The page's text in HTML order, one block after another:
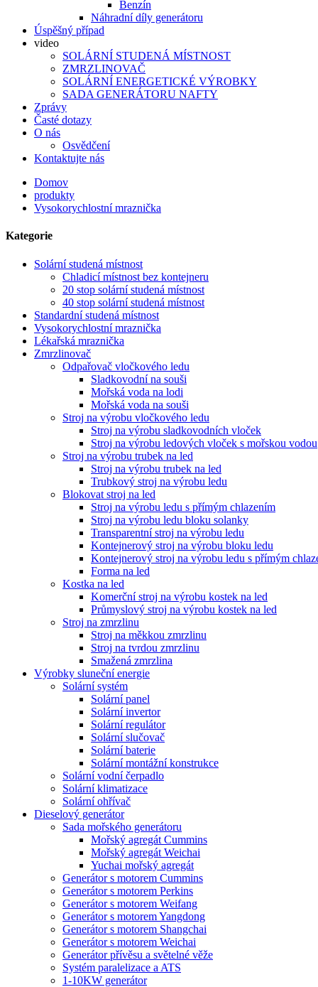
Benzín
Náhradní díly generátoru
Úspěšný případ
video
SOLÁRNÍ STUDENÁ MÍSTNOST
ZMRZLINOVAČ
SOLÁRNÍ ENERGETICKÉ VÝROBKY
SADA GENERÁTORU NAFTY
Zprávy
Časté dotazy
O nás
Osvědčení
Kontaktujte nás
Domov
produkty
Vysokorychlostní mraznička
Kategorie
Solární studená místnost
Chladicí místnost bez kontejneru
20 stop solární studená místnost
40 stop solární studená místnost
Standardní studená místnost
Vysokorychlostní mraznička
Lékařská mraznička
Zmrzlinovač
Odpařovač vločkového ledu
Sladkovodní na souši
Mořská voda na lodi
Mořská voda na souši
Stroj na výrobu vločkového ledu
Stroj na výrobu sladkovodních vloček
Stroj na výrobu ledových vloček s mořskou vodou
Stroj na výrobu trubek na led
Stroj na výrobu trubek na led
Trubkový stroj na výrobu ledu
Blokovat stroj na led
Stroj na výrobu ledu s přímým chlazením
Stroj na výrobu ledu bloku solanky
Transparentní stroj na výrobu ledu
Kontejnerový stroj na výrobu bloku ledu
Kontejnerový stroj na výrobu ledu s přímým
Forma na led
Kostka na led
Komerční stroj na výrobu kostek na led
Průmyslový stroj na výrobu kostek na led
Stroj na zmrzlinu
Stroj na měkkou zmrzlinu
Stroj na tvrdou zmrzlinu
Smažená zmrzlina
Výrobky sluneční energie
Solární systém
Solární panel
Solární invertor
Solární regulátor
Solární slučovač
Solární baterie
Solární montážní konstrukce
Solární vodní čerpadlo
Solární klimatizace
Solární ohřívač
Dieselový generátor
Sada mořského generátoru
Mořský agregát Cummins
Mořský agregát Weichai
Yuchai mořský agregát
Generátor s motorem Cummins
Generátor s motorem Perkins
Generátor s motorem Weifang
Generátor s motorem Yangdong
Generátor s motorem Shangchai
Generátor s motorem Weichai
Generátor přívěsu a světelné věže
Systém paralelizace a ATS
1-10KW generátor